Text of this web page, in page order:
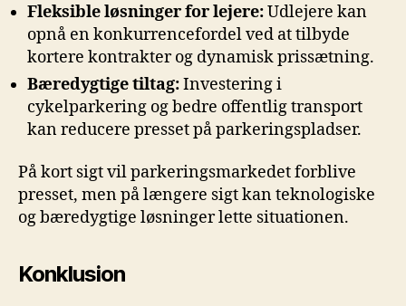
Fleksible løsninger for lejere:Udlejere kan
opnå en konkurrencefordel ved at tilbyde
kortere kontrakter og dynamisk prissætning.
Bæredygtige tiltag:Investering i
cykelparkering og bedre offentlig transport
kan reducere presset på parkeringspladser.
På kort sigt vil parkeringsmarkedet forblive
presset, men på længere sigt kan teknologiske
og bæredygtige løsninger lette situationen.
Konklusion